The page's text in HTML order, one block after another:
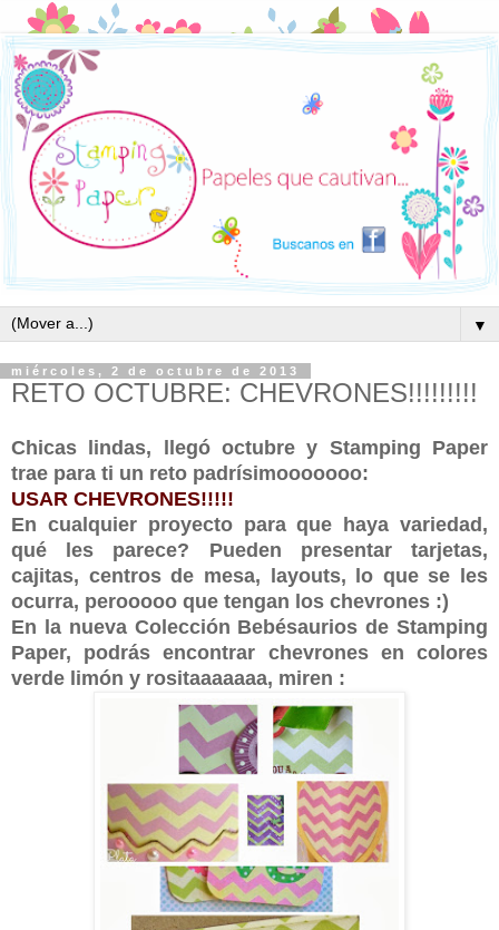
▼
miércoles, 2 de octubre de 2013
RETO OCTUBRE: CHEVRONES!!!!!!!!!
Chicas lindas, llegó octubre y Stamping Paper
trae para ti un reto padrísimooooooo:
USAR CHEVRONES!!!!!
En cualquier proyecto para que haya variedad,
qué les parece? Pueden presentar tarjetas,
cajitas, centros de mesa, layouts, lo que se les
ocurra, perooooo que tengan los chevrones :)
En la nueva Colección Bebésaurios de Stamping
Paper, podrás encontrar chevrones en colores
verde limón y rositaaaaaaa, miren :